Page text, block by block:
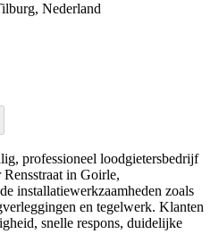
Nederland
professioneel loodgietersbedrijf
Rensstraat in Goirle,
installatiewerkzaamheden zoals
en tegelwerk. Klanten
snelle respons, duidelijke